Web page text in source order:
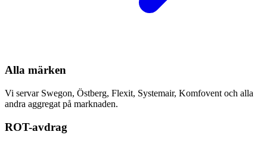
Alla märken
Vi servar Swegon, Östberg, Flexit, Systemair, Komfovent och alla
andra aggregat på marknaden.
ROT-avdrag